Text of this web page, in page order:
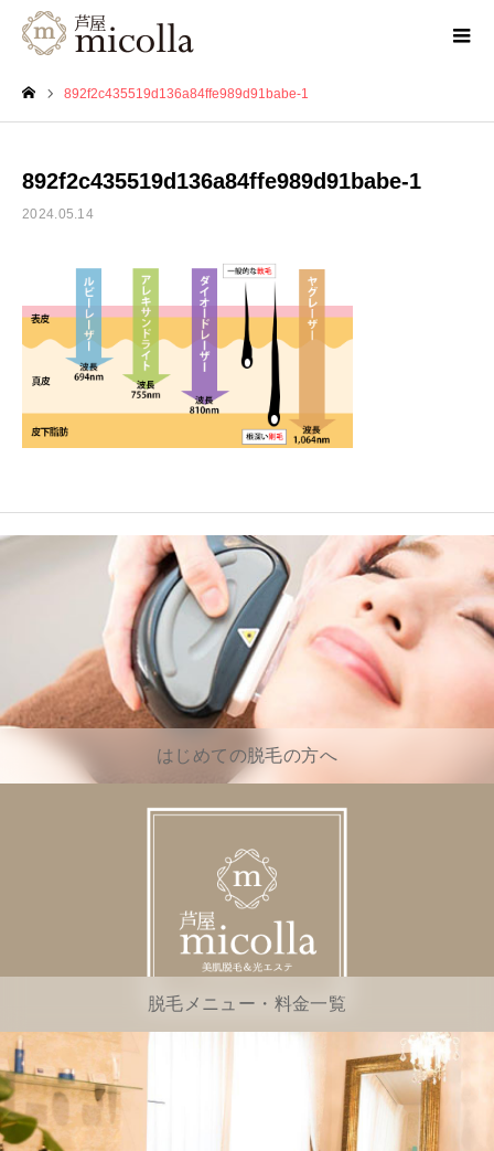
892f2c435519d136a84ffe989d91babe-1
892f2c435519d136a84ffe989d91babe-1
2024.05.14
はじめての脱毛の方へ
脱毛メニュー・料金一覧